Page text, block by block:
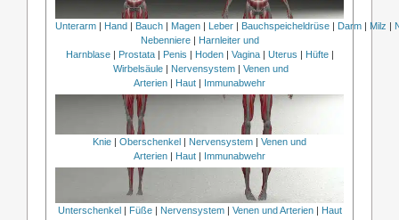
Unterarm Hand Bauch Magen Leber Bauchspeicheldrüse Darm Milz
Nebenniere|
Harnleiter und
Harnblase| Prostata| Penis Hoden| Vagina| Uterus Hüfte|
Wirbelsäule
Nervensystem
Venen und
Arterien
Haut Immunabwehr
Knie | Oberschenkel | Nervensystem | Venen und
Arterien | Haut | Immunabwehr
Unterschenkel| Füße| Nervensystem| Venen und Arterien| Haut